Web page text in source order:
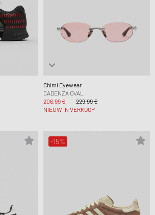
Chimi Eyewear
CADENZA OVAL
206,99 €
229,99 €
NIEUW IN VERKOOP
-15%